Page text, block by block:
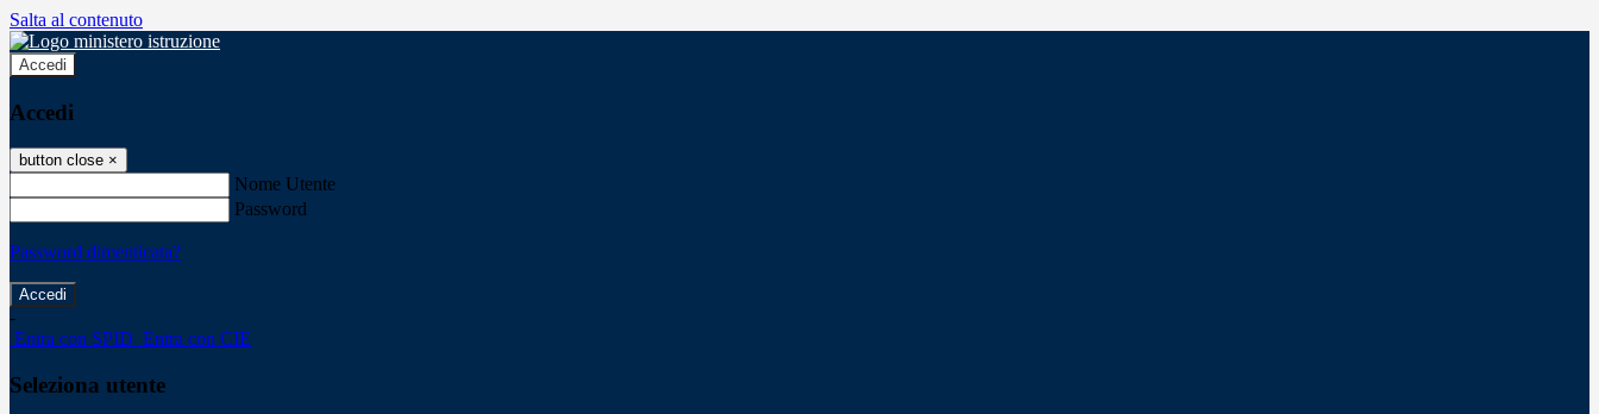
Salta al contenuto
Accedi
Accedi
button close ×
Nome Utente
Password
Password dimenticata?
-
Entra con SPID Entra con CIE
Seleziona utente